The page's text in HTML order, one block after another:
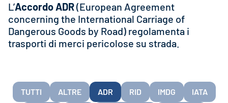
L’Accordo ADR(European Agreement
concerning the International Carriage of
Dangerous Goods by Road) regolamenta i
trasporti di merci pericolose su strada.
TUTTI ALTRE ADR RID IMDG IATA